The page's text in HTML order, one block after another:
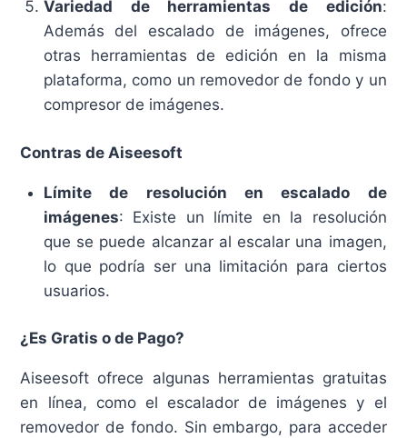
Variedad de herramientas de edición:
Además del escalado de imágenes, ofrece
otras herramientas de edición en la misma
plataforma, como un removedor de fondo y un
compresor de imágenes.
Contras de Aiseesoft
Límite de resolución en escalado de
imágenes: Existe un límite en la resolución
que se puede alcanzar al escalar una imagen,
lo que podría ser una limitación para ciertos
usuarios.
¿Es Gratis o de Pago?
Aiseesoft ofrece algunas herramientas gratuitas
en línea, como el escalador de imágenes y el
removedor de fondo. Sin embargo, para acceder